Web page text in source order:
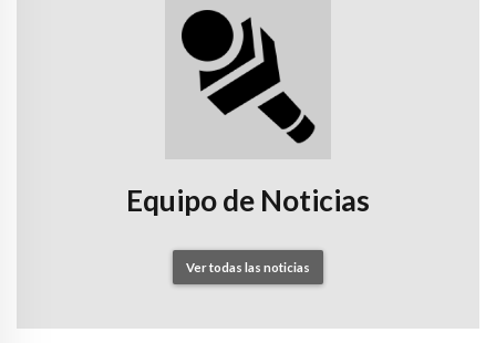
Equipo de Noticias
Ver todas las noticias